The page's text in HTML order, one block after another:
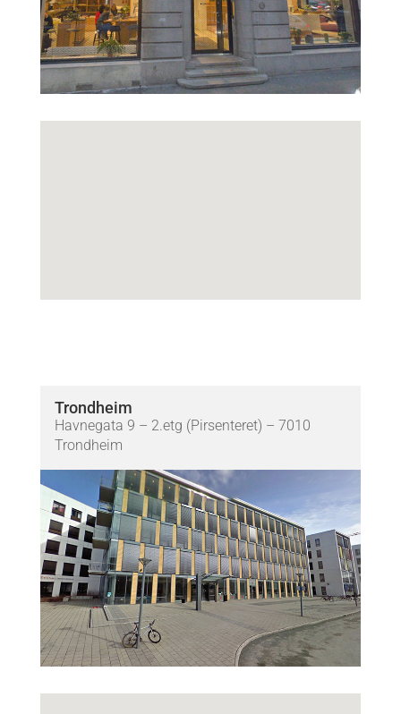
Trondheim
Havnegata 9 – 2.etg (Pirsenteret) – 7010
Trondheim